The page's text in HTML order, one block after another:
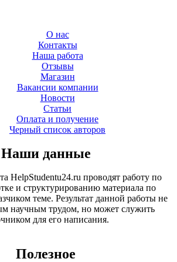
О нас
Контакты
Наша работа
Отзывы
Магазин
Вакансии компании
Новости
Статьи
Оплата и получение
Черный список авторов
Наши данные
HelpStudentu24.ru проводят работу по
и структурированию материала по
теме. Результат данной работы не
научным трудом, но может служить
для его написания.
Полезное